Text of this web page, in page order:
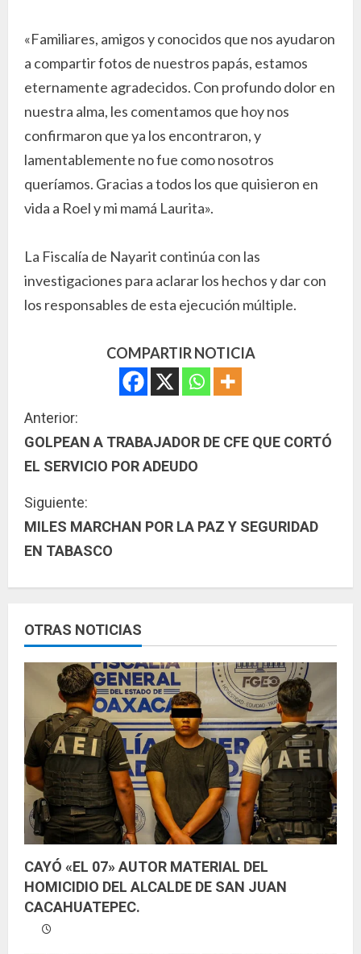
«Familiares, amigos y conocidos que nos ayudaron
a compartir fotos de nuestros papás, estamos
eternamente agradecidos. Con profundo dolor en
nuestra alma, les comentamos que hoy nos
confirmaron que ya los encontraron, y
lamentablemente no fue como nosotros
queríamos. Gracias a todos los que quisieron en
vida a Roel y mi mamá Laurita».
La Fiscalía de Nayarit continúa con las
investigaciones para aclarar los hechos y dar con
los responsables de esta ejecución múltiple.
COMPARTIR NOTICIA
S
i
u
e
l
e
y
n
d
o
Anterior:
GOLPEAN A TRABAJADOR DE CFE QUE CORTÓ
EL SERVICIO POR ADEUDO
Siguiente:
MILES MARCHAN POR LA PAZ Y SEGURIDAD
EN TABASCO
OTRAS NOTICIAS
CAYÓ «EL 07» AUTOR MATERIAL DEL
HOMICIDIO DEL ALCALDE DE SAN JUAN
CACAHUATEPEC.